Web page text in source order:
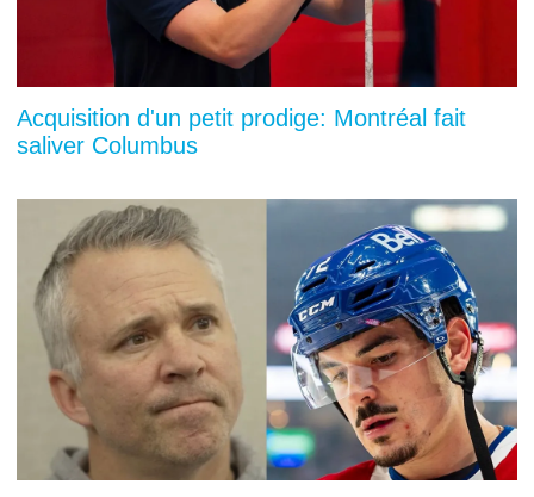
Acquisition d'un petit prodige: Montréal fait
saliver Columbus